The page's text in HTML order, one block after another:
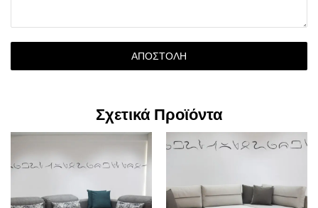
ΑΠΟΣΤΟΛΉ
Σχετικά Προϊόντα